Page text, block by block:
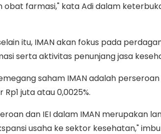
farmasi," kata Adi dalam
itu, IMAN akan fokus pada
serta aktivitas penunjang jasa
saham IMAN adalah
Rp1 juta atau 0,0025%.
dan IEI dalam IMAN merupakan
usaha ke sektor kesehatan,"